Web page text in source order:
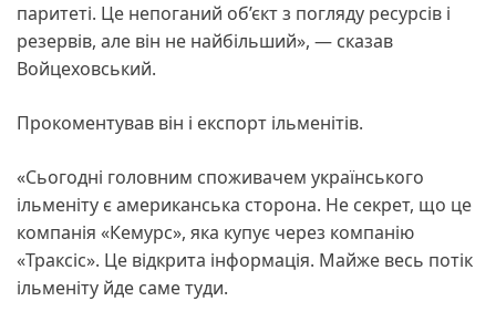
паритеті. Це непоганий об’єкт з погляду ресурсів і
резервів, але він не найбільший», — сказав
Войцеховський.
Прокоментував він і експорт ільменітів.
«Сьогодні головним споживачем українського
ільменіту є американська сторона. Не секрет, що це
компанія «Кемурс», яка купує через компанію
«Траксіс». Це відкрита інформація. Майже весь потік
ільменіту йде саме туди.